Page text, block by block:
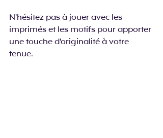
N'hésitez pas à jouer avec les
imprimés et les motifs pour apporter
une touche d'originalité à votre
tenue.